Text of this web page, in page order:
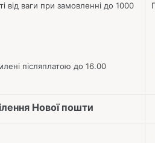
від ваги при замовленні до 1000
післяплатою до 16.00
Нової пошти